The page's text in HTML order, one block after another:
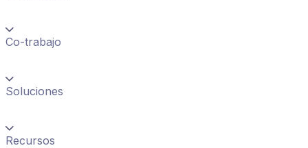
Co-trabajo
Soluciones
Recursos